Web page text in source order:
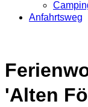
Anfahrtsweg
'Alten